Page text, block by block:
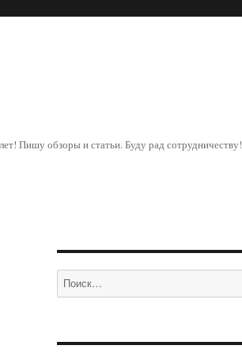
Пишу обзоры и статьи. Буду рад сотрудничеству!
Искать: